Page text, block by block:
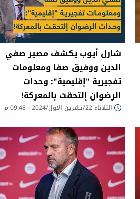
شارل أيوب يكشف مصير صفي
الدين ووفيق صفا ومعلومات
تفجيرية "إقليمية": وحدات
الرضوان إلتحقت بالمعركة!
الثلاثاء 22/تشرين الأول/2024 - 09:48 م